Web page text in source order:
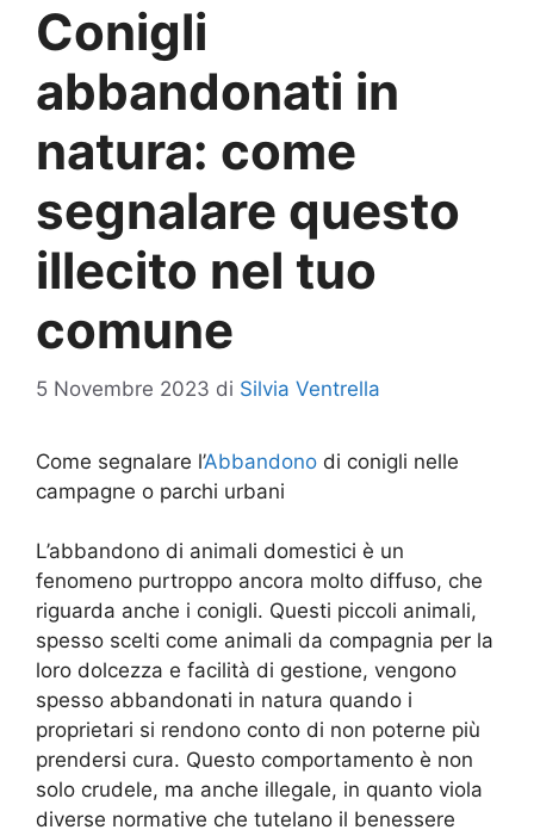
Conigli
abbandonati in
natura: come
segnalare questo
illecito nel tuo
comune
5 Novembre 2023 di Silvia Ventrella
Come segnalare l’Abbandono di conigli nelle
campagne o parchi urbani
L’abbandono di animali domestici è un
fenomeno purtroppo ancora molto diffuso, che
riguarda anche i conigli. Questi piccoli animali,
spesso scelti come animali da compagnia per la
loro dolcezza e facilità di gestione, vengono
spesso abbandonati in natura quando i
proprietari si rendono conto di non poterne più
prendersi cura. Questo comportamento è non
solo crudele, ma anche illegale, in quanto viola
diverse normative che tutelano il benessere